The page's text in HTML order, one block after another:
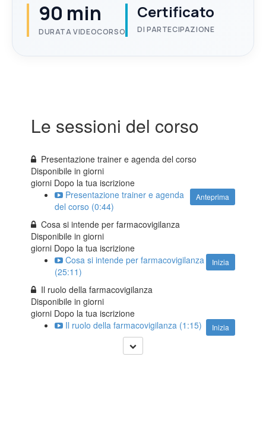
90 min
DURATA VIDEOCORSO
Certificato
DI PARTECIPAZIONE
Le sessioni del corso
Presentazione trainer e agenda del corso
Disponibile ingiorni
giorni Dopo la tua iscrizione
Anteprima
Presentazione trainer e agenda
del corso (0:44)
Cosa si intende per farmacovigilanza
Disponibile ingiorni
giorni Dopo la tua iscrizione
Inizia
Cosa si intende per farmacovigilanza
(25:11)
Il ruolo della farmacovigilanza
Disponibile ingiorni
giorni Dopo la tua iscrizione
Inizia
Il ruolo della farmacovigilanza (1:15)